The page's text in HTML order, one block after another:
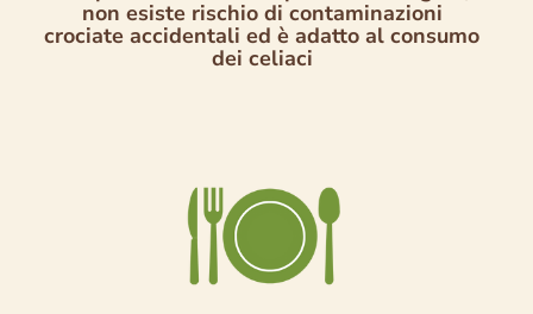
non esiste rischio di contaminazioni
crociate accidentali ed è adatto al consumo
dei celiaci